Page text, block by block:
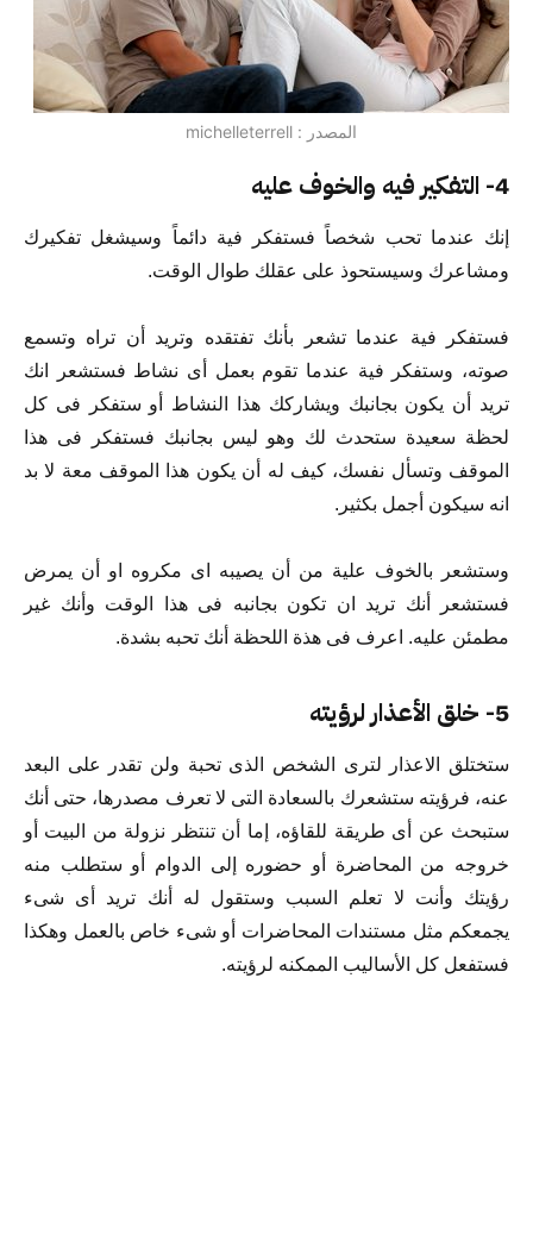
المصدر : michelleterrell
4- التفكير فيه والخوف عليه
إنك عندما تحب شخصاً فستفكر فية دائماً وسيشغل تفكيرك
ومشاعرك وسيستحوذ على عقلك طوال الوقت.
فستفكر فية عندما تشعر بأنك تفتقده وتريد أن تراه وتسمع
صوته، وستفكر فية عندما تقوم بعمل أى نشاط فستشعر انك
تريد أن يكون بجانبك ويشاركك هذا النشاط أو ستفكر فى كل
لحظة سعيدة ستحدث لك وهو ليس بجانبك فستفكر فى هذا
الموقف وتسأل نفسك، كيف له أن يكون هذا الموقف معة لا بد
انه سيكون أجمل بكثير.
وستشعر بالخوف علية من أن يصيبه اى مكروه او أن يمرض
فستشعر أنك تريد ان تكون بجانبه فى هذا الوقت وأنك غير
مطمئن عليه. اعرف فى هذة اللحظة أنك تحبه بشدة.
5- خلق الأعذار لرؤيته
ستختلق الاعذار لترى الشخص الذى تحبة ولن تقدر على البعد
عنه، فرؤيته ستشعرك بالسعادة التى لا تعرف مصدرها، حتى أنك
ستبحث عن أى طريقة للقاؤه، إما أن تنتظر نزولة من البيت أو
خروجه من المحاضرة أو حضوره إلى الدوام أو ستطلب منه
رؤيتك وأنت لا تعلم السبب وستقول له أنك تريد أى شىء
يجمعكم مثل مستندات المحاضرات أو شىء خاص بالعمل وهكذا
فستفعل كل الأساليب الممكنه لرؤيته.